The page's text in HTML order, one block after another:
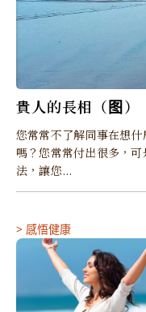
貴人的長相（图）
您常常不了解同事在想
嗎？您常常付出很多，
法，讓您...
> 感悟健康